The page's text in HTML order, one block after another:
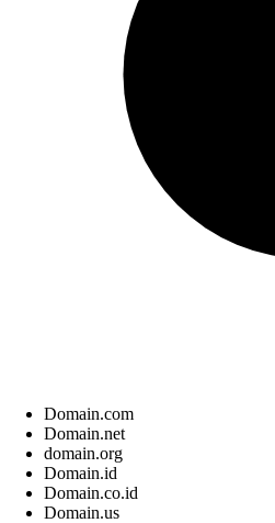
Domain.com
Domain.net
domain.org
Domain.id
Domain.co.id
Domain.us